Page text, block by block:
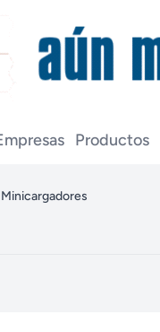
Productos
Minicargadores